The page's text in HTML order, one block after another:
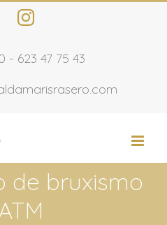
FacebookInstagram
- 623 47 75 43
de bruxismo